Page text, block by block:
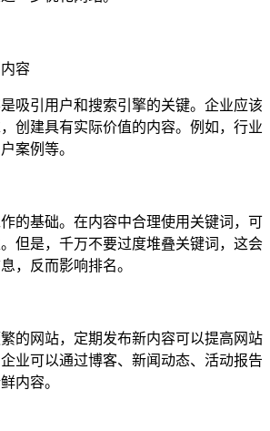
容
吸引用户和搜索引擎的关键。企业应该
创建具有实际价值的内容。例如，行业
案例等。
的基础。在内容中合理使用关键词，可
但是，千万不要过度堆叠关键词，这会
，反而影响排名。
的网站，定期发布新内容可以提高网站
业可以通过博客、新闻动态、活动报告
内容。